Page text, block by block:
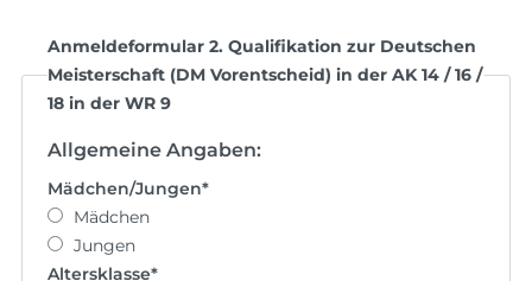
Anmeldeformular 2. Qualifikation zur Deutschen
Meisterschaft (DM Vorentscheid) in der AK 14 / 16 /
18 in der WR 9
Allgemeine Angaben:
Mädchen/Jungen*
Mädchen
Jungen
Altersklasse*